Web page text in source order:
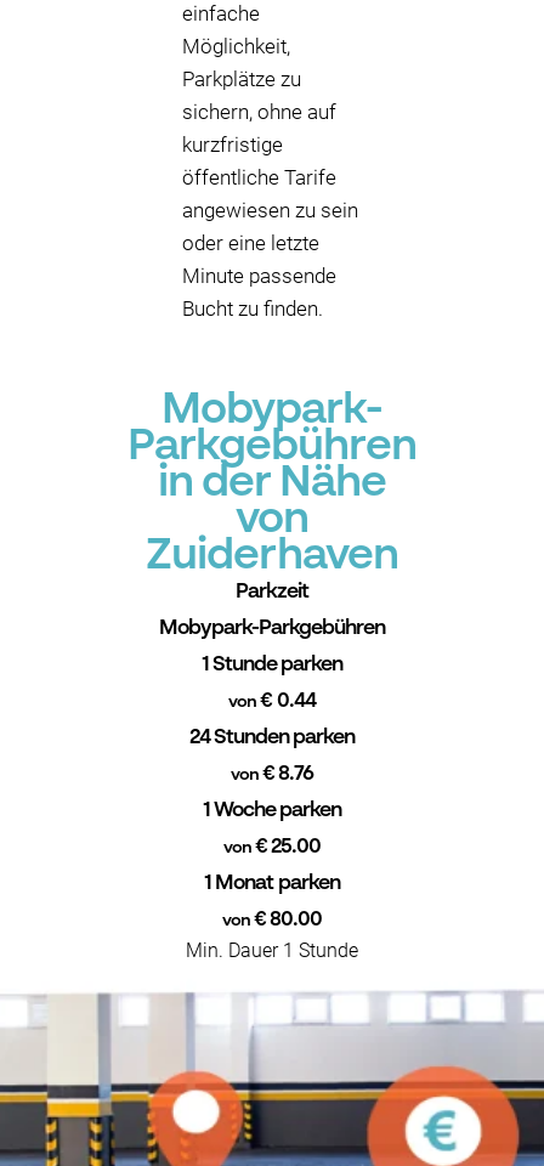
einfache
Möglichkeit,
Parkplätze zu
sichern, ohne auf
kurzfristige
öffentliche Tarife
angewiesen zu sein
oder eine letzte
Minute passende
Bucht zu finden.
Mobypark-
Parkgebühren
in der Nähe
von
Zuiderhaven
Parkzeit
Mobypark-Parkgebühren
1 Stunde parken
von € 0.44
24 Stunden parken
von€ 8.76
1 Woche parken
von€ 25.00
1 Monat parken
von€ 80.00
Min. Dauer 1 Stunde